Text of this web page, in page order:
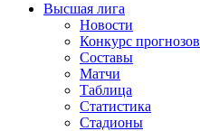
Высшая лига
Новости
Конкурс прогнозов
Составы
Матчи
Таблица
Статистика
Стадионы